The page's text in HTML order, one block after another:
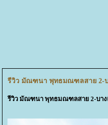
รีวิว มัณฑนา พุทธมณฑลสาย 2-บ
รีวิว มัณฑนา พุทธมณฑลสาย 2-บา